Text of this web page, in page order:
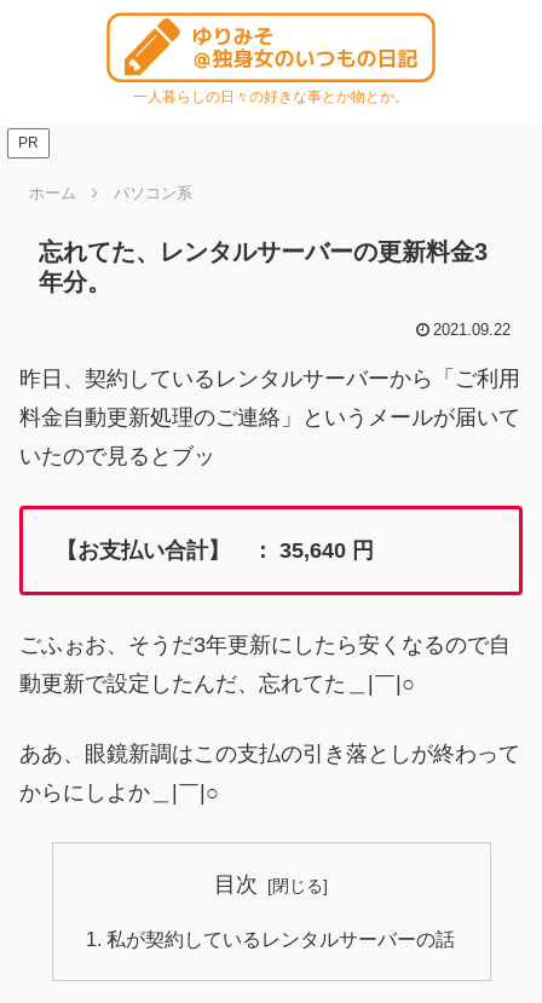
一人暮らしの日々の好きな事とか物とか。
PR
ホーム パソコン系
忘れてた、レンタルサーバーの更新料金3
年分。
2021.09.22
昨日、契約しているレンタルサーバーから「ご利用
料金自動更新処理のご連絡」というメールが届いて
いたので見るとブッ
【お支払い合計】 ： 35,640 円
ごふぉお、そうだ3年更新にしたら安くなるので自
動更新で設定したんだ、忘れてた＿|￣|○
ああ、眼鏡新調はこの支払の引き落としが終わって
からにしよか＿|￣|○
目次
私が契約しているレンタルサーバーの話